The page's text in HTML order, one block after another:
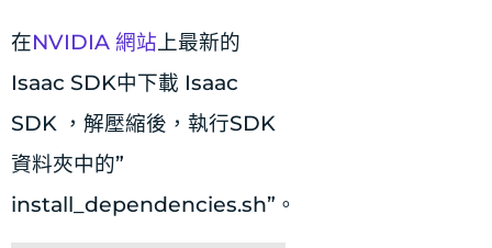
在NVIDIA 網站上最新的
Isaac SDK中下載 Isaac
SDK ，解壓縮後，執行SDK
資料夾中的”
install_dependencies.sh”。